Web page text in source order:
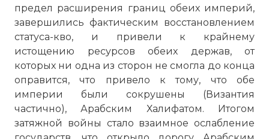
предел расширения границ обеих империй,
завершились фактическим восстановлением
статуса-кво, и привели к крайнему
истощению ресурсов обеих держав, от
которых ни одна из сторон не смогла до конца
оправится, что привело к тому, что обе
империи были сокрушены (Византия
частично), Арабским Халифатом. Итогом
затяжной войны стало взаимное ослабление